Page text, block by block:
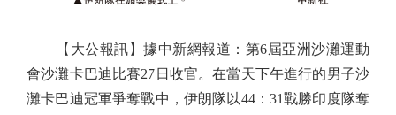
【大公報訊】據中新網報道：第6屆亞洲沙灘運動
會沙灘卡巴迪比賽27日收官。在當天下午進行的男子沙
灘卡巴迪冠軍爭奪戰中，伊朗隊以44：31戰勝印度隊奪